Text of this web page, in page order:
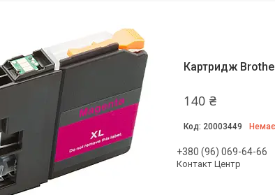
Картридж
140 ₴
20003449 Немає
+380 (96) 069-64-66
Контакт Центр